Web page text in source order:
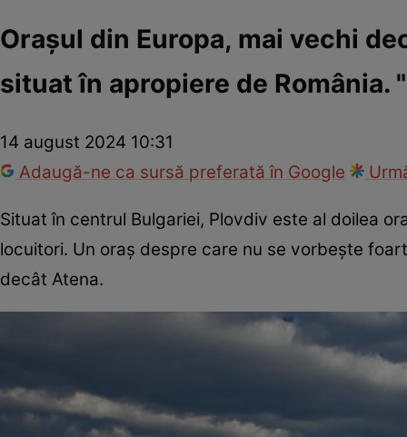
Orașul din Europa, mai vechi
situat în apropiere de România.
14 august 2024 10:31
Adaugă-ne ca sursă preferată în Google
Situat în centrul Bulgariei, Plovdiv este al doilea
locuitori. Un oraș despre care nu se vorbește
decât Atena.